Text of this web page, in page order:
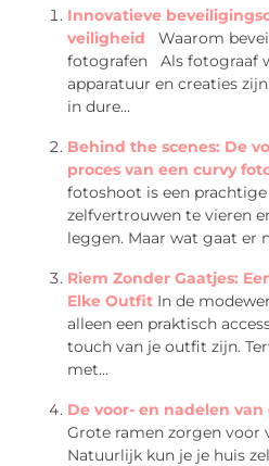
Innovatieve
veiligheid
Waarom
fotografen Als fotograaf
apparatuur en creaties
in dure...
Behind the scenes: De
proces van een curvy
fotoshoot is een
zelfvertrouwen te vieren
leggen. Maar wat gaat er
Riem Zonder Gaatjes:
Elke Outfit In de
alleen een praktisch
touch van je outfit zijn.
met...
De voor- en nadelen
Grote ramen zorgen voor
Natuurlijk kun je je huis